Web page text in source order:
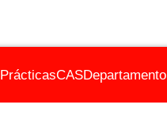
PrácticasCASDepartamento